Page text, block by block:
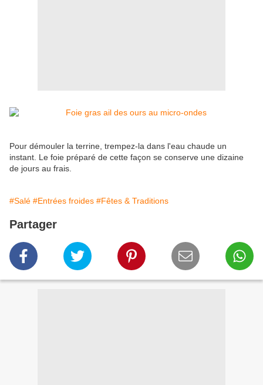
Pour démouler la terrine, trempez-la dans l'eau chaude un
instant. Le foie préparé de cette façon se conserve une dizaine
de jours au frais.
#Salé #Entrées froides #Fêtes & Traditions
Partager